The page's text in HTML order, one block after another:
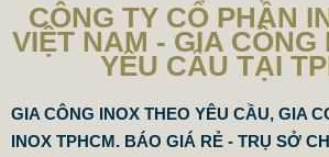
CÔNG TY CỔ PHẦN
VIỆT NAM - GIA CÔNG
YÊU CẦU TẠI
GIA CÔNG INOX THEO YÊU CẦU, GIA
INOX TPHCM. BÁO GIÁ RẺ - TRỤ SỞ